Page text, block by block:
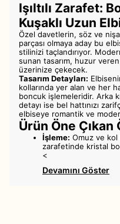
Işıltılı Zarafet:
Kuşaklı Uzun
Özel davetlerin, söz ve
parçası olmaya aday bu
stilinizi taçlandırıyor.
sunan tasarım, huzur
üzerinize çekecek.
Tasarım Detayları:
kollarında yer alan ve her
boncuk işlemeleridir. Arka
detayı ise bel hattınızı
elbiseye romantik ve
Ürün Öne
İşleme: Omuz ve kol
zarafetinde kristal
<
Devamını Göster